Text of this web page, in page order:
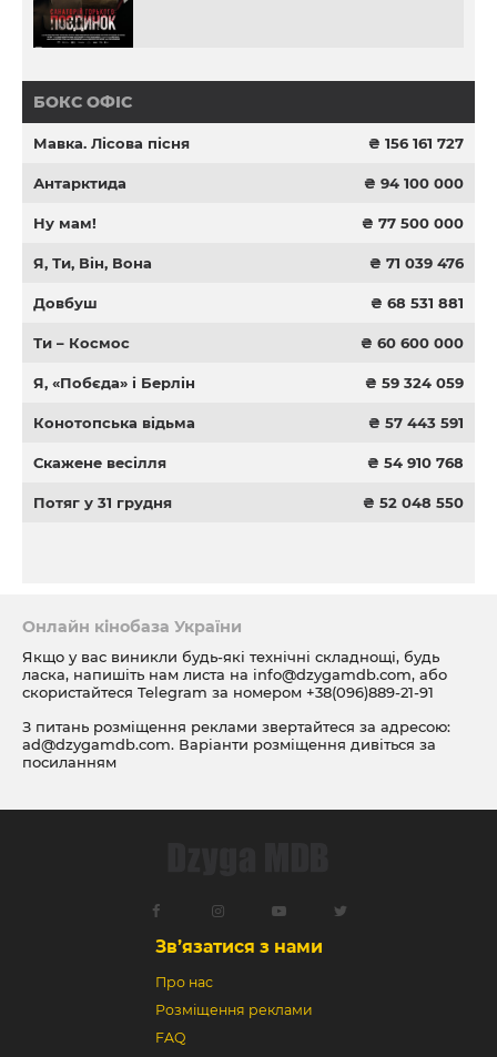
БОКС ОФІС
Мавка. Лісова пісня ₴ 156 161 727
Антарктида ₴ 94 100 000
Ну мам! ₴ 77 500 000
Я, Ти, Він, Вона ₴ 71 039 476
Довбуш ₴ 68 531 881
Ти – Космос ₴ 60 600 000
Я, «Побєда» і Берлін ₴ 59 324 059
Конотопська відьма ₴ 57 443 591
Скажене весілля ₴ 54 910 768
Потяг у 31 грудня ₴ 52 048 550
Онлайн кінобаза України
Якщо у вас виникли будь-які технічні складнощі, будь
ласка, напишіть нам листа на info@dzygamdb.com, або
скористайтеся Telegram за номером +38(096)889-21-91
З питань розміщення реклами звертайтеся за адресою:
ad@dzygamdb.com. Варіанти розміщення дивіться за
посиланням
Зв’язатися з нами
Про нас
Розміщення реклами
FAQ